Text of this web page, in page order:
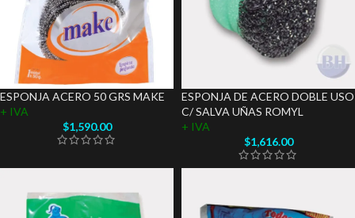
ESPONJA ACERO 50 GRS MAKE
+ IVA
$1,590.00
ESPONJA DE ACERO DOBLE USO
C/ SALVA UÑAS ROMYL
+ IVA
$1,616.00